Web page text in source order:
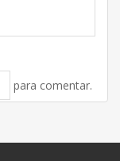
para comentar.